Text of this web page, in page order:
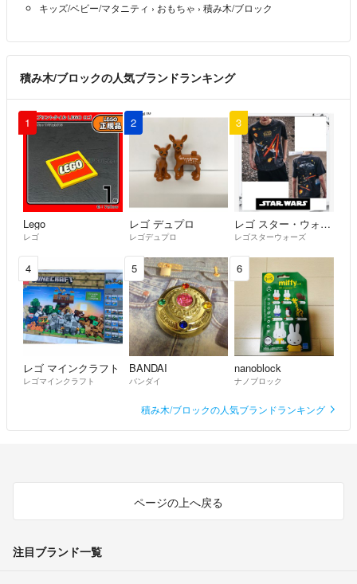
キッズ/ベビー/マタニティ › おもちゃ › 積み木/ブロック
積み木/ブロックの人気ブランドランキング
1
Lego
レゴ
2
レゴ デュプロ
レゴデュプロ
3
レゴ スター・ウォーズ
レゴスターウォーズ
4
レゴ マインクラフト
レゴマインクラフト
5
BANDAI
バンダイ
6
nanoblock
ナノブロック
積み木/ブロックの人気ブランドランキング
ページの上へ戻る
注目ブランド一覧